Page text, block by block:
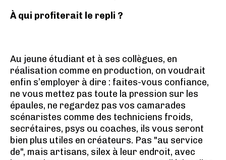
À qui profiterait le repli ?
Au jeune étudiant et à ses collègues, en
réalisation comme en production, on voudrait
enfin s’employer à dire : faites-vous confiance,
ne vous mettez pas toute la pression sur les
épaules, ne regardez pas vos camarades
scénaristes comme des techniciens froids,
secrétaires, psys ou coaches, ils vous seront
bien plus utiles en créateurs. Pas "au service
de", mais artisans, silex à leur endroit, avec